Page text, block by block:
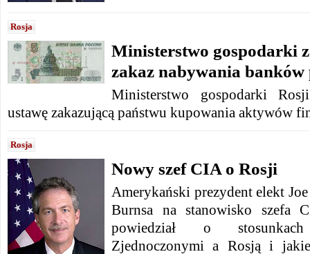
Rosja
Ministerstwo gospodarki
zakaz nabywania banków
Ministerstwo gospodarki
ustawę zakazującą państwu kupowania aktywów
Rosja
Nowy szef CIA o Rosji
Amerykański prezydent elekt
Burnsa na stanowisko szefa
powiedział o
Zjednoczonymi a Rosją i